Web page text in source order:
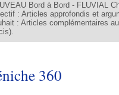
Bord à Bord - FLUVIAL
: Articles approfondis et
: Articles complémentaires
360